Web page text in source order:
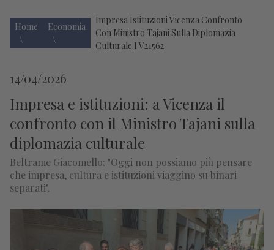
Home Economia
Impresa Istituzioni Vicenza Confronto
Con Ministro Tajani Sulla Diplomazia
Culturale I V21562
14/04/2026
Impresa e istituzioni: a Vicenza il
confronto con il Ministro Tajani sulla
diplomazia culturale
Beltrame Giacomello: "Oggi non possiamo più pensare
che impresa, cultura e istituzioni viaggino su binari
separati".